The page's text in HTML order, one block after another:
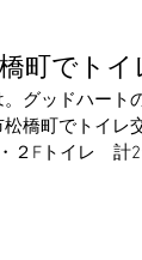
町でトイ
グッドハート
橋町でトイレ
２Fトイレ　計